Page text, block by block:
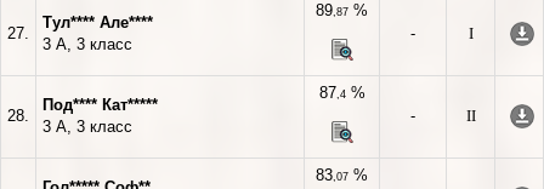
27.
Тул**** Але****
3 А, 3 класс
89,87 %
-
I
28.
Под**** Кат*****
3 А, 3 класс
87,4%
-
II
83,07 %